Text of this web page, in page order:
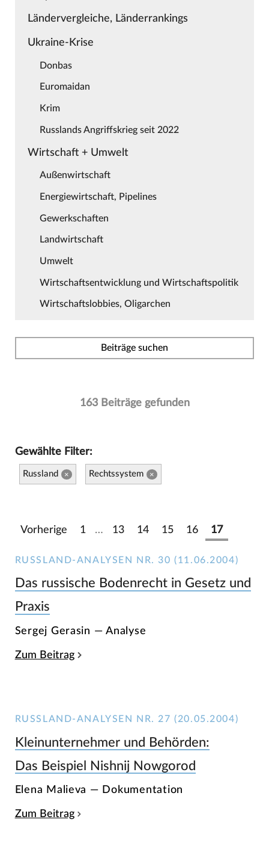
Ländervergleiche, Länderrankings
Ukraine-Krise
Donbas
Euromaidan
Krim
Russlands Angriffskrieg seit 2022
Wirtschaft + Umwelt
Außenwirtschaft
Energiewirtschaft, Pipelines
Gewerkschaften
Landwirtschaft
Umwelt
Wirtschaftsentwicklung und Wirtschaftspolitik
Wirtschaftslobbies, Oligarchen
Beiträge suchen
163 Beiträge gefunden
Gewählte Filter:
Russland × Rechtssystem ×
Vorherige 1 … 13 14 15 16 17
RUSSLAND-ANALYSEN NR. 30 (11.06.2004)
Das russische Bodenrecht in Gesetz und
Praxis
Sergej Gerasin — Analyse
Zum Beitrag
RUSSLAND-ANALYSEN NR. 27 (20.05.2004)
Kleinunternehmer und Behörden:
Das Beispiel Nishnij Nowgorod
Elena Malieva — Dokumentation
Zum Beitrag